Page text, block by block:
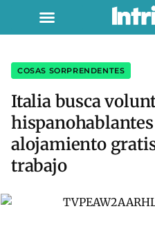
COSAS SORPRENDENTES
Italia busca
alojamiento
trabajo